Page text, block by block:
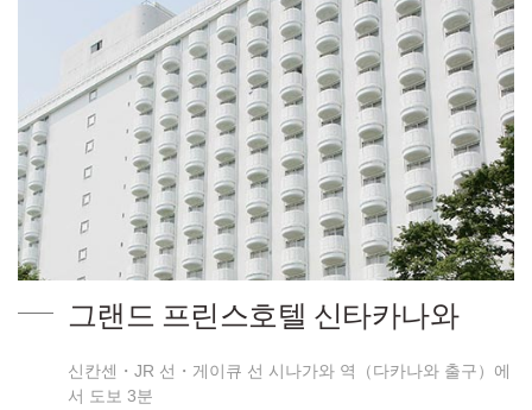
그랜드 프린스호텔 신타카나와
신칸센・JR 선・게이큐 선 시나가와 역（다카나와 출구）에
서 도보 3분